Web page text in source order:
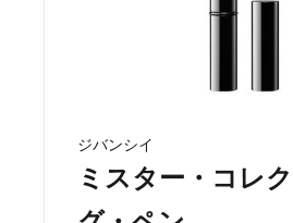
ジバンシイ
ミスター・コレ